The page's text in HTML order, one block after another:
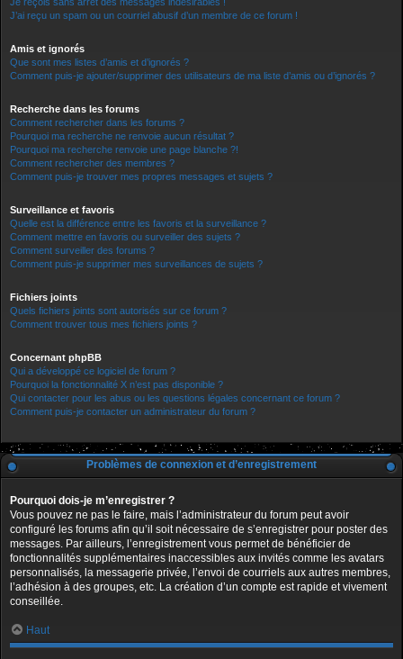
J’ai reçu un spam ou un courriel abusif d’un membre de ce forum !
Amis et ignorés
Que sont mes listes d’amis et d’ignorés ?
Comment puis-je ajouter/supprimer des utilisateurs de ma liste d’amis ou d’ignorés ?
Recherche dans les forums
Comment rechercher dans les forums ?
Pourquoi ma recherche ne renvoie aucun résultat ?
Pourquoi ma recherche renvoie une page blanche ?!
Comment rechercher des membres ?
Comment puis-je trouver mes propres messages et sujets ?
Surveillance et favoris
Quelle est la différence entre les favoris et la surveillance ?
Comment mettre en favoris ou surveiller des sujets ?
Comment surveiller des forums ?
Comment puis-je supprimer mes surveillances de sujets ?
Fichiers joints
Quels fichiers joints sont autorisés sur ce forum ?
Comment trouver tous mes fichiers joints ?
Concernant phpBB
Qui a développé ce logiciel de forum ?
Pourquoi la fonctionnalité X n’est pas disponible ?
Qui contacter pour les abus ou les questions légales concernant ce forum ?
Comment puis-je contacter un administrateur du forum ?
Problèmes de connexion et d’enregistrement
Pourquoi dois-je m’enregistrer ?
Vous pouvez ne pas le faire, mais l’administrateur du forum peut avoir
configuré les forums afin qu’il soit nécessaire de s’enregistrer pour poster des
messages. Par ailleurs, l’enregistrement vous permet de bénéficier de
fonctionnalités supplémentaires inaccessibles aux invités comme les avatars
personnalisés, la messagerie privée, l’envoi de courriels aux autres membres,
l’adhésion à des groupes, etc. La création d’un compte est rapide et vivement
conseillée.
Haut